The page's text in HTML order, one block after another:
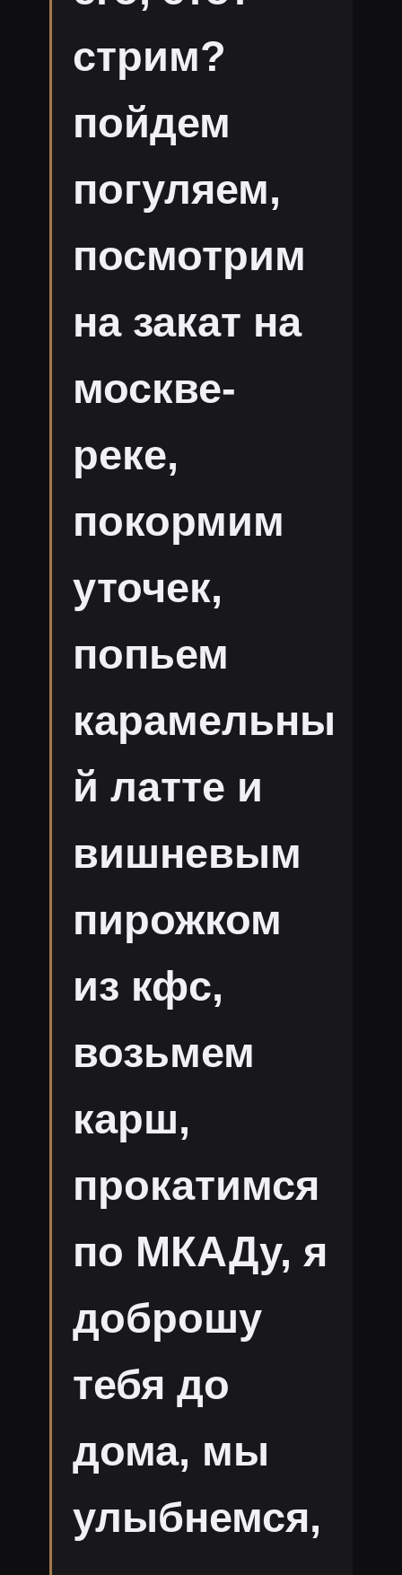
стрим?
пойдем
погуляем,
посмотрим
на закат на
москве-
реке,
покормим
уточек,
попьем
карамельны
й латте и
вишневым
пирожком
из кфс,
возьмем
карш,
прокатимся
по МКАДу, я
доброшу
тебя до
дома, мы
улыбнемся,